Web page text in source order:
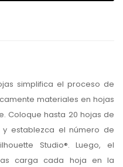
simplifica el proceso de
materiales en hojas
Coloque hasta 20 hojas de
establezca el número de
Studio®. Luego, el
carga cada hoja en la